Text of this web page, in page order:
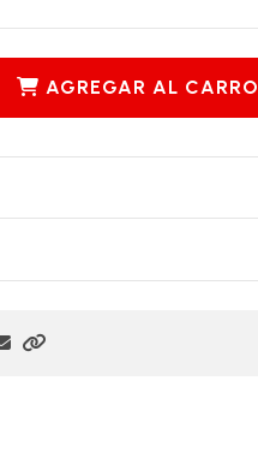
AGREGAR AL CARRO